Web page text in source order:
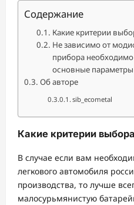
Содержание
Какие критерии
Не зависимо от
прибора
основные параметры
Об авторе
sib_ecometal
Какие критерии
В случае если вам
легкового автомобиля
производства, то лучше
малосурьмянистую